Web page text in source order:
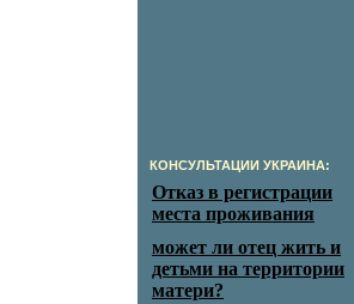
КОНСУЛЬТАЦИИ УКРАИНА: